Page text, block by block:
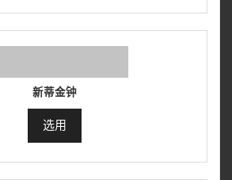
新蒂金钟
选用